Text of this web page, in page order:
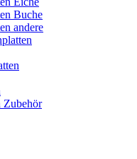
Buche
andere
Zubehör